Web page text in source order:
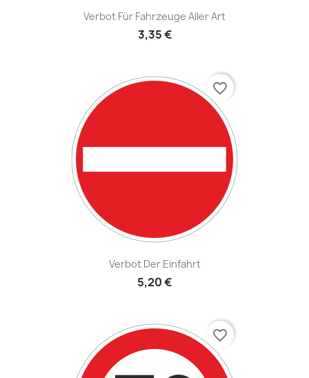
Verbot Für Fahrzeuge Aller Art
3,35 €
Verbot Der Einfahrt
5,20 €
favorite_border
favorite_border